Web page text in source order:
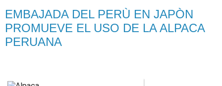
EMBAJADA DEL PERÙ EN JAPÒN
PROMUEVE EL USO DE LA ALPACA
PERUANA